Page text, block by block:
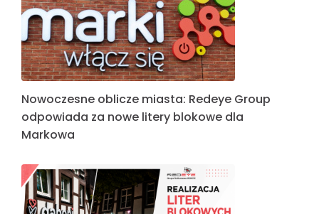
Nowoczesne oblicze miasta: Redeye Group
odpowiada za nowe litery blokowe dla
Markowa